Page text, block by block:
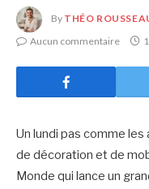
By THÉO
Aucun commentaire
Un lundi pas comme les
de décoration et de
Monde qui lance un